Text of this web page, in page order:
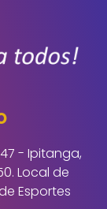
- Ipitanga,
Local de
Esportes